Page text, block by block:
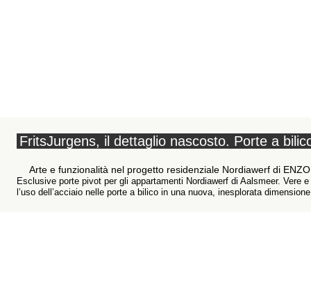
FritsJurgens, il dettaglio nascosto. Porte a
Arte e funzionalità nel progetto residenziale Nordiawerf di
Esclusive porte pivot per gli appartamenti Nordiawerf di Aalsmeer. Vere
l’uso dell’acciaio nelle porte a bilico in una nuova, inesplorata